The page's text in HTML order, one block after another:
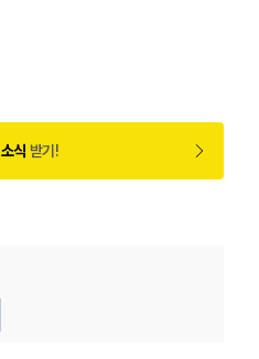
소식 받기!